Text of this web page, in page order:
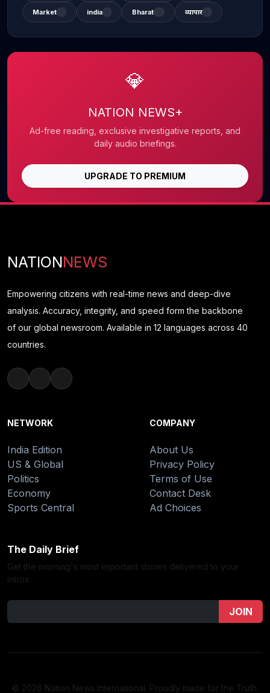
Market india Bharat व्यापार
💎
NATION NEWS+
Ad-free reading, exclusive investigative reports, and
daily audio briefings.
UPGRADE TO PREMIUM
NATIONNEWS
Empowering citizens with real-time news and deep-dive
analysis. Accuracy, integrity, and speed form the backbone
of our global newsroom. Available in 12 languages across 40
countries.
NETWORK
India Edition
US & Global
Politics
Economy
Sports Central
COMPANY
About Us
Privacy Policy
Terms of Use
Contact Desk
Ad Choices
The Daily Brief
Get the morning's most important stories delivered to your
inbox.
JOIN
© 2026 Nation News International. Proudly made for the Truth.